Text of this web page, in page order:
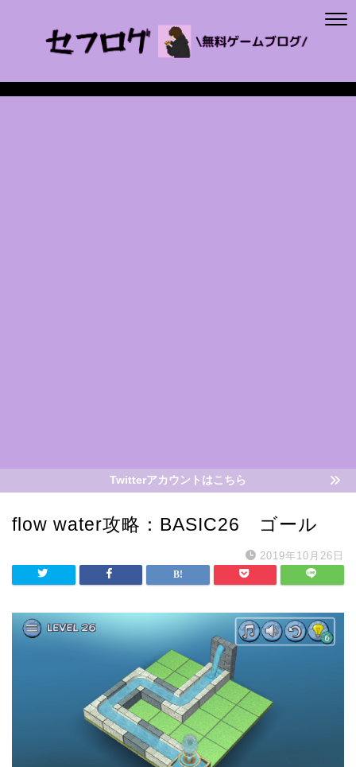
Twitterアカウントはこちら
flow water攻略：BASIC26 ゴール
2019年10月26日